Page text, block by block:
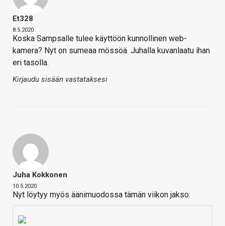
Et328
8.5.2020
Koska Sampsalle tulee käyttöön kunnollinen web-
kamera? Nyt on sumeaa mössöä. Juhalla kuvanlaatu ihan
eri tasolla.
Kirjaudu sisään vastataksesi
Juha Kokkonen
10.5.2020
Nyt löytyy myös äänimuodossa tämän viikon jakso: